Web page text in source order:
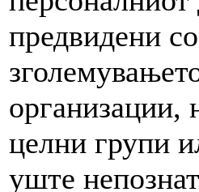
предвидени
организации,
целни групи
уште